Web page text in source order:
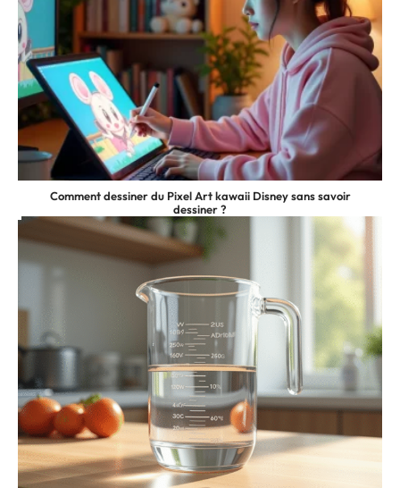
Comment dessiner du Pixel Art kawaii Disney sans savoir
dessiner ?